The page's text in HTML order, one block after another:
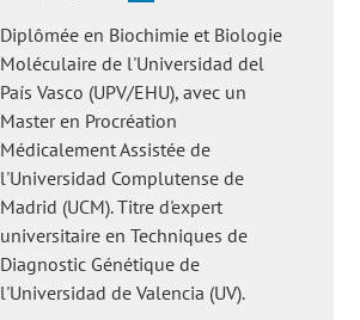
Diplômée en Biochimie et Biologie
Moléculaire de l'Universidad del
País Vasco (UPV/EHU), avec un
Master en Procréation
Médicalement Assistée de
l'Universidad Complutense de
Madrid (UCM). Titre d'expert
universitaire en Techniques de
Diagnostic Génétique de
l'Universidad de Valencia (UV).